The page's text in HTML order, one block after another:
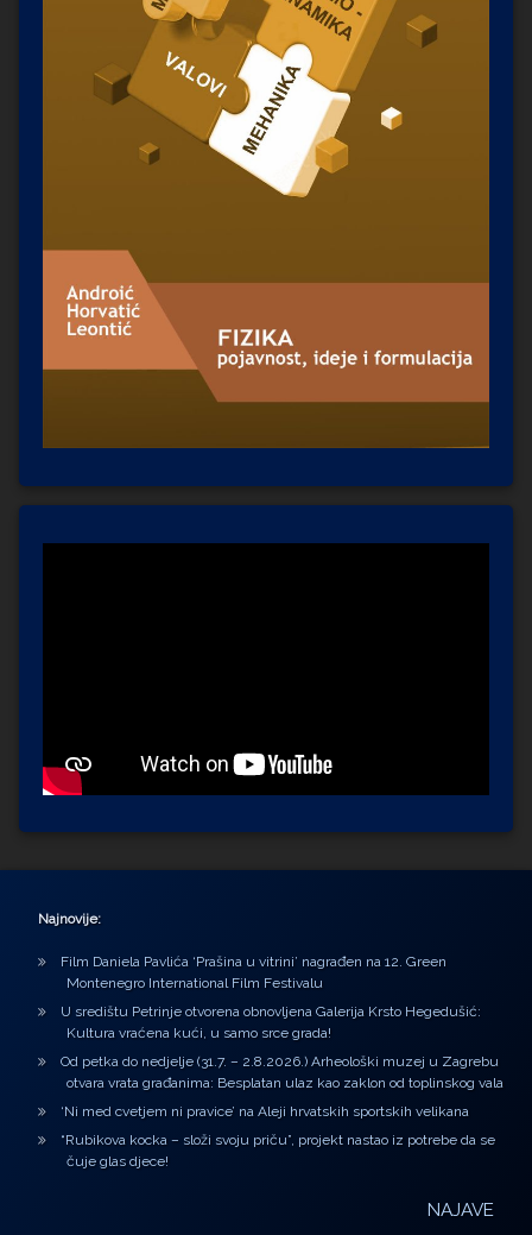
Najnovije:
Film Daniela Pavlića ‘Prašina u vitrini’ nagrađen na 12. Green
Montenegro International Film Festivalu
U središtu Petrinje otvorena obnovljena Galerija Krsto Hegedušić:
Kultura vraćena kući, u samo srce grada!
Od petka do nedjelje (31.7. – 2.8.2026.) Arheološki muzej u Zagrebu
otvara vrata građanima: Besplatan ulaz kao zaklon od toplinskog vala
‘Ni med cvetjem ni pravice’ na Aleji hrvatskih sportskih velikana
“Rubikova kocka – složi svoju priču”, projekt nastao iz potrebe da se
čuje glas djece!
NAJAVE